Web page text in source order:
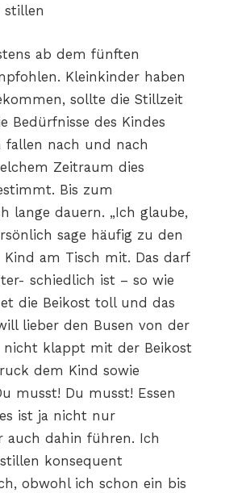
stillen
ab dem fünften
Kleinkinder haben
sollte die Stillzeit
Bedürfnisse des Kindes
fallen nach und nach
Zeitraum dies
Bis zum
lange dauern. „Ich glaube,
sage häufig zu den
am Tisch mit. Das darf
schiedlich ist – so wie
die Beikost toll und das
lieber den Busen von der
nicht klappt mit der Beikost
dem Kind sowie
musst! Du musst! Essen
ist ja nicht nur
auch dahin führen. Ich
konsequent
obwohl ich schon ein bis